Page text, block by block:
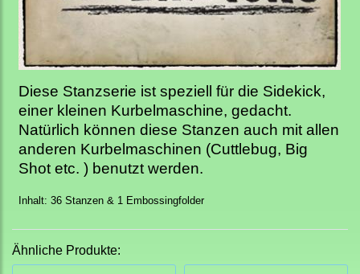
Diese Stanzserie ist speziell für die Sidekick,
einer kleinen Kurbelmaschine, gedacht.
Natürlich können diese Stanzen auch mit allen
anderen Kurbelmaschinen (Cuttlebug, Big
Shot etc. ) benutzt werden.
Inhalt: 36 Stanzen & 1 Embossingfolder
Ähnliche Produkte: